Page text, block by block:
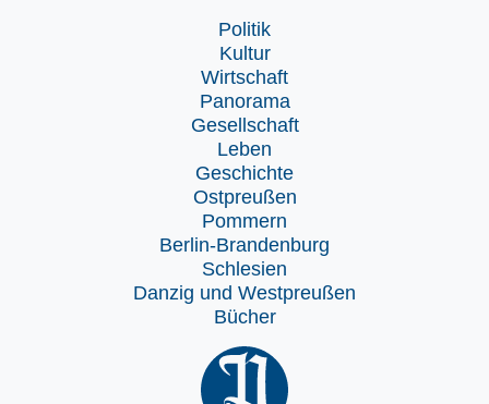
Politik
Kultur
Wirtschaft
Panorama
Gesellschaft
Leben
Geschichte
Ostpreußen
Pommern
Berlin-Brandenburg
Schlesien
Danzig und Westpreußen
Bücher